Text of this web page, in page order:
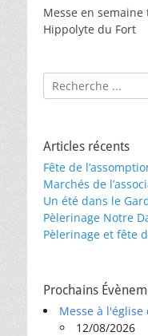
Messe en
Hippolyte du Fort
Rechercher :
Articles récents
Fête de
Marchés de
Un été dans le
Pèlerinage Notre
Pèlerinage et fête
Prochains
Messe à l'église
12/08/2026